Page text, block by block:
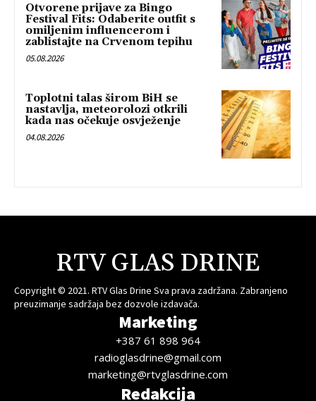
Otvorene prijave za Bingo
Festival Fits: Odaberite outfit s
omiljenim influencerom i
zablistajte na Crvenom tepihu
05.08.2026
Toplotni talas širom BiH se
nastavlja, meteorolozi otkrili
kada nas očekuje osvježenje
04.08.2026
RTV GLAS DRINE
Copyright © 2021. RTV Glas Drine Sva prava zadržana. Zabranjeno
preuzimanje sadržaja bez dozvole izdavača.
Marketing
+387 61 898 964
radioglasdrine@gmail.com
marketing@rtvglasdrine.com
Redakcija